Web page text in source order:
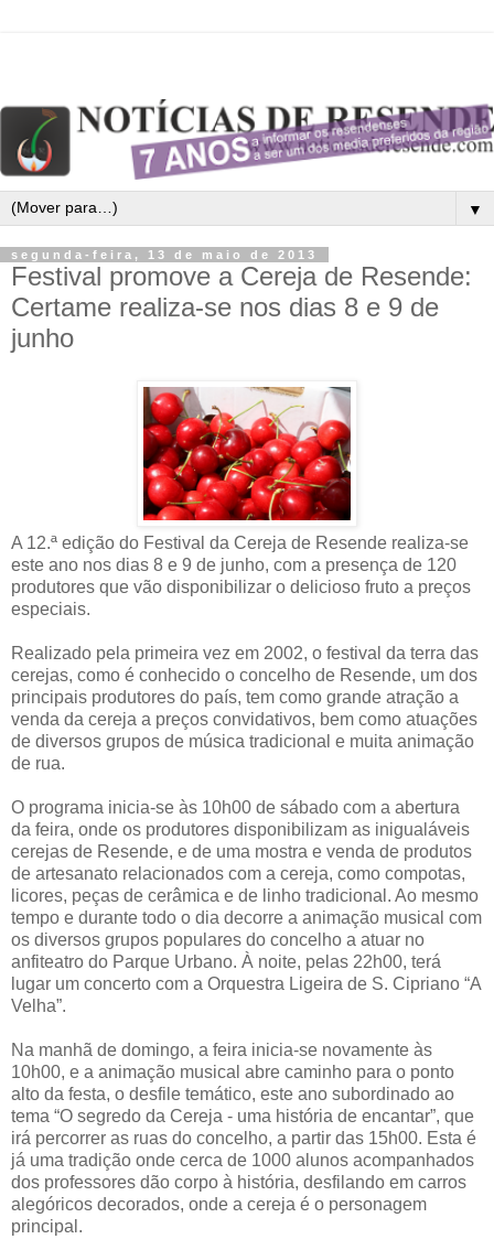
▼
segunda-feira, 13 de maio de 2013
Festival promove a Cereja de Resende:
Certame realiza-se nos dias 8 e 9 de
junho
A 12.ª edição do Festival da Cereja de Resende realiza-se
este ano nos dias 8 e 9 de junho, com a presença de 120
produtores que vão disponibilizar o delicioso fruto a preços
especiais.
Realizado pela primeira vez em 2002, o festival da terra das
cerejas, como é conhecido o concelho de Resende, um dos
principais produtores do país, tem como grande atração a
venda da cereja a preços convidativos, bem como atuações
de diversos grupos de música tradicional e muita animação
de rua.
O programa inicia-se às 10h00 de sábado com a abertura
da feira, onde os produtores disponibilizam as inigualáveis
cerejas de Resende, e de uma mostra e venda de produtos
de artesanato relacionados com a cereja, como compotas,
licores, peças de cerâmica e de linho tradicional. Ao mesmo
tempo e durante todo o dia decorre a animação musical com
os diversos grupos populares do concelho a atuar no
anfiteatro do Parque Urbano. À noite, pelas 22h00, terá
lugar um concerto com a Orquestra Ligeira de S. Cipriano “A
Velha”.
Na manhã de domingo, a feira inicia-se novamente às
10h00, e a animação musical abre caminho para o ponto
alto da festa, o desfile temático, este ano subordinado ao
tema “O segredo da Cereja - uma história de encantar”, que
irá percorrer as ruas do concelho, a partir das 15h00. Esta é
já uma tradição onde cerca de 1000 alunos acompanhados
dos professores dão corpo à história, desfilando em carros
alegóricos decorados, onde a cereja é o personagem
principal.